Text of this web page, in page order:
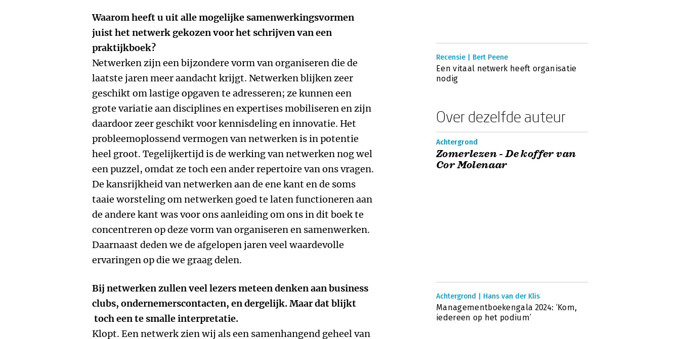
Waarom heeft u uit alle mogelijke samenwerkingsvormen
juist het netwerk gekozen voor het schrijven van een
praktijkboek?
Netwerken zijn een bijzondere vorm van organiseren die de
laatste jaren meer aandacht krijgt. Netwerken blijken zeer
geschikt om lastige opgaven te adresseren; ze kunnen een
grote variatie aan disciplines en expertises mobiliseren en zijn
daardoor zeer geschikt voor kennisdeling en innovatie. Het
probleemoplossend vermogen van netwerken is in potentie
heel groot. Tegelijkertijd is de werking van netwerken nog wel
een puzzel, omdat ze toch een ander repertoire van ons vragen.
De kansrijkheid van netwerken aan de ene kant en de soms
taaie worsteling om netwerken goed te laten functioneren aan
de andere kant was voor ons aanleiding om ons in dit boek te
concentreren op deze vorm van organiseren en samenwerken.
Daarnaast deden we de afgelopen jaren veel waardevolle
ervaringen op die we graag delen.
Bij netwerken zullen veel lezers meteen denken aan business
clubs, ondernemerscontacten, en dergelijk. Maar dat blijkt
toch een te smalle interpretatie.
Klopt. Een netwerk zien wij als een samenhangend geheel van
Recensie | Bert Peene
Een vitaal netwerk heeft organisatie
nodig
Over dezelfde auteur
Achtergrond
Zomerlezen - De koffer van
Cor Molenaar
Achtergrond | Hans van der Klis
Managementboekengala 2024: ‘Kom,
iedereen op het podium’